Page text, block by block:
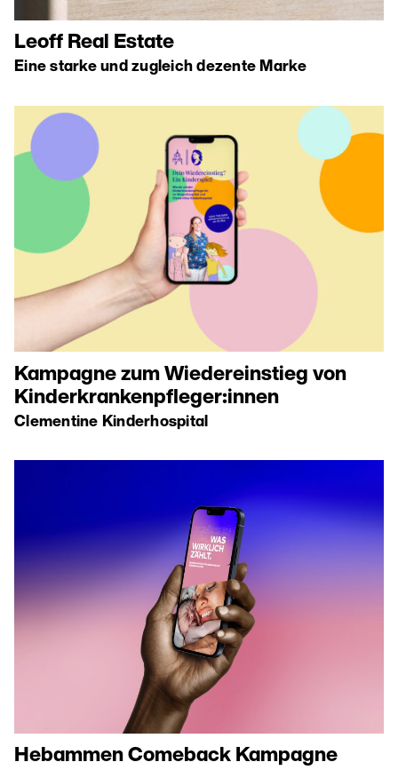
Leoff Real Estate
Eine starke und zugleich dezente Marke
Kampagne zum Wiedereinstieg von
Kinderkrankenpfleger:innen
Clementine Kinderhospital
Hebammen Comeback Kampagne